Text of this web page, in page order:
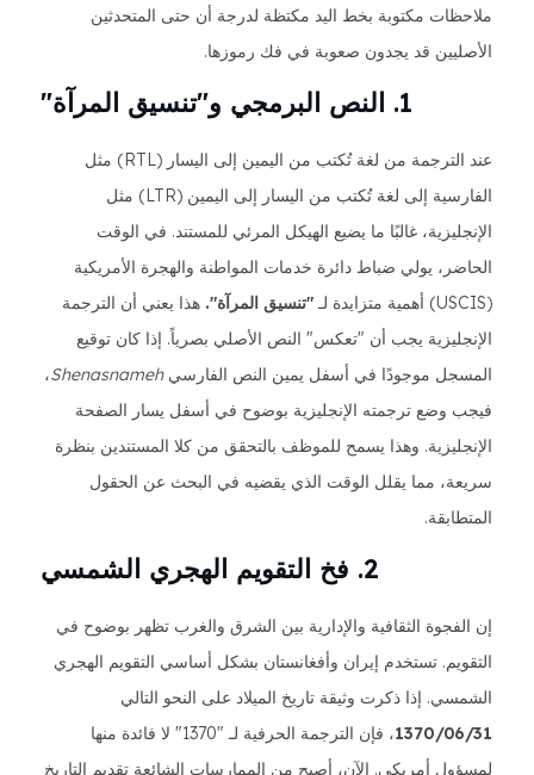
ملاحظات مكتوبة بخط اليد مكتظة لدرجة أن حتى المتحدثين
الأصليين قد يجدون صعوبة في فك رموزها.
1. النص البرمجي و"تنسيق المرآة"
عند الترجمة من لغة تُكتب من اليمين إلى اليسار (RTL) مثل
الفارسية إلى لغة تُكتب من اليسار إلى اليمين (LTR) مثل
الإنجليزية، غالبًا ما يضيع الهيكل المرئي للمستند. في الوقت
الحاضر، يولي ضباط دائرة خدمات المواطنة والهجرة الأمريكية
(USCIS) أهمية متزايدة لـ
"تنسيق المرآة". هذا يعني أن الترجمة
الإنجليزية يجب أن "تعكس" النص الأصلي بصرياً. إذا كان توقيع
المسجل موجودًا في أسفل يمين النص الفارسي Shenasnameh،
فيجب وضع ترجمته الإنجليزية بوضوح في أسفل يسار الصفحة
الإنجليزية. وهذا يسمح للموظف بالتحقق من كلا المستندين بنظرة
سريعة، مما يقلل الوقت الذي يقضيه في البحث عن الحقول
المتطابقة.
2. فخ التقويم الهجري الشمسي
إن الفجوة الثقافية والإدارية بين الشرق والغرب تظهر بوضوح في
التقويم. تستخدم إيران وأفغانستان بشكل أساسي التقويم الهجري
الشمسي. إذا ذكرت وثيقة تاريخ الميلاد على النحو التالي
1370/06/31
، فإن الترجمة الحرفية لـ "1370" لا فائدة منها
لمسؤول أمريكي. الآن، أصبح من الممارسات الشائعة تقديم التاريخ